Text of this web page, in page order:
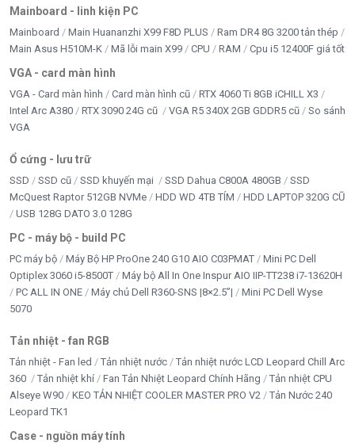
Ánh sáng thay đổi.
Côn trùng.
Nhờ đó giảm đáng kể báo động giả và giúp người
dùng nhận được thông báo chính xác hơn. xem thêm
camera bản thân DH-IPC-HDW1439V-A-IL
Tích Hợp Micro Thu Âm
Camera được tích hợp micro sẵn trong thân máy giúp:
Hỗ trợ xem lại đầy đủ sự việc.
Nâng cao hiệu quả quản lý cửa hàng và văn phòng.
đặt camera hiện nay.
Chuẩn Chống Nước IP67
Với chuẩn bảo vệ IP67, camera hoạt động ổn định
trong môi trường:
Mainboard - linh kiện PC
Mainboard Main Huananzhi X99 F8D PLUS
Ram DR4 8G 3200 tản thép
Main Asus H510M-K
Mã lỗi main X99 CPU RAM Cpu i5 12400F giá tốt
VGA - card màn hình
VGA - Card màn hình Card màn hình cũ
RTX 4060 Ti 8GB iCHILL X3
Intel Arc A380
RTX 3090 24G cũ VGA R5 340X 2GB GDDR5 cũ
So sánh
VGA
Ổ cứng - lưu trữ
SSD SSD cũ SSD khuyến mại SSD Dahua C800A 480GB
SSD
McQuest Raptor 512GB NVMe
HDD WD 4TB TÍM
HDD LAPTOP 320G CŨ
USB 128G DATO 3.0 128G
PC - máy bộ - build PC
PC máy bộ Máy Bộ HP ProOne 240 G10 AIO C03PMAT
Mini PC Dell
Optiplex 3060 i5-8500T
Máy bộ All In One Inspur AIO IIP-TT238 i7-13620H
PC ALL IN ONE
Máy chủ Dell R360-SNS |8×2.5”|
Mini PC Dell Wyse
5070
Tản nhiệt - fan RGB
Tản nhiệt - Fan led Tản nhiệt nước
Tản nhiệt nước LCD Leopard Chill Arc
360
Tản nhiệt khí Fan Tản Nhiệt Leopard Chính Hãng
Tản nhiệt CPU
Alseye W90
KEO TẢN NHIỆT COOLER MASTER PRO V2
Tản Nước 240
Leopard TK1
Case - nguồn máy tính